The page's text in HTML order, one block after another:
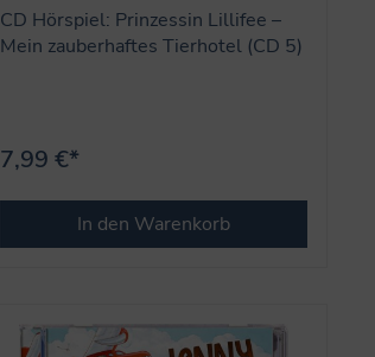
CD Hörspiel: Prinzessin Lillifee –
Mein zauberhaftes Tierhotel (CD 5)
7,99 €*
In den Warenkorb